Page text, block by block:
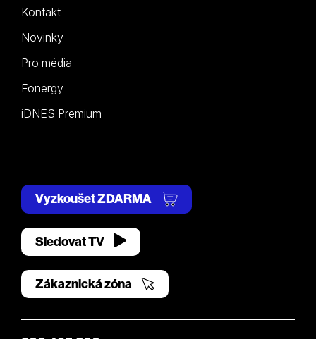
Kontakt
Novinky
Pro média
Fonergy
iDNES Premium
Vyzkoušet ZDARMA
Sledovat TV
Zákaznická zóna